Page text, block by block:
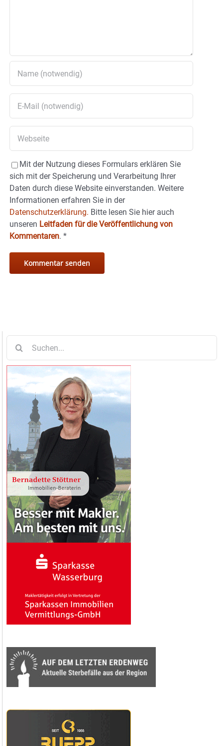
Mit der Nutzung dieses Formulars erklären Sie
sich mit der Speicherung und Verarbeitung Ihrer
Daten durch diese Website einverstanden. Weitere
Informationen erfahren Sie in der
Datenschutzerklärung. Bitte lesen Sie hier auch
unseren Leitfaden für die Veröffentlichung von
Kommentaren. *
nach: